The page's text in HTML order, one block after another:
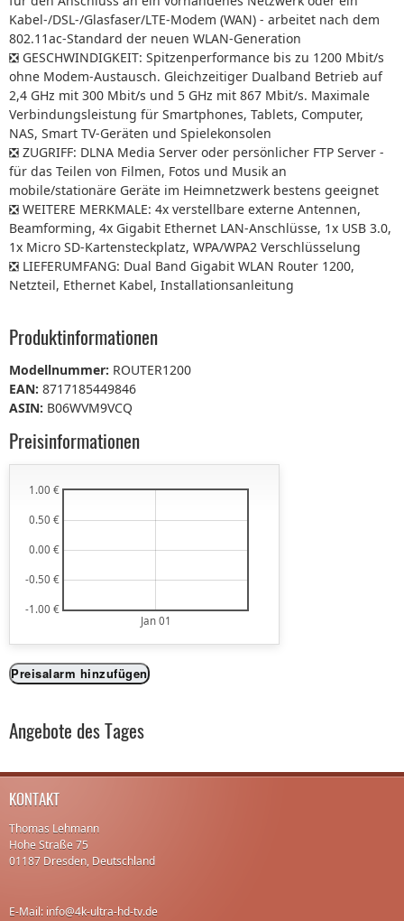
Kabel-/DSL-/Glasfaser/LTE-Modem (WAN) - arbeitet nach dem
802.11ac-Standard der neuen WLAN-Generation
❎ GESCHWINDIGKEIT: Spitzenperformance bis zu 1200 Mbit/s
ohne Modem-Austausch. Gleichzeitiger Dualband Betrieb auf
2,4 GHz mit 300 Mbit/s und 5 GHz mit 867 Mbit/s. Maximale
Verbindungsleistung für Smartphones, Tablets, Computer,
NAS, Smart TV-Geräten und Spielekonsolen
❎ ZUGRIFF: DLNA Media Server oder persönlicher FTP Server -
für das Teilen von Filmen, Fotos und Musik an
mobile/stationäre Geräte im Heimnetzwerk bestens geeignet
❎ WEITERE MERKMALE: 4x verstellbare externe Antennen,
Beamforming, 4x Gigabit Ethernet LAN-Anschlüsse, 1x USB 3.0,
1x Micro SD-Kartensteckplatz, WPA/WPA2 Verschlüsselung
❎ LIEFERUMFANG: Dual Band Gigabit WLAN Router 1200,
Netzteil, Ethernet Kabel, Installationsanleitung
Produktinformationen
Modellnummer: ROUTER1200
EAN: 8717185449846
ASIN: B06WVM9VCQ
Preisinformationen
Jan 01
-1.00 €
-0.50 €
0.00 €
0.50 €
1.00 €
Preisalarm hinzufügen
Angebote des Tages
KONTAKT
Thomas Lehmann
Hohe Straße 75
01187 Dresden, Deutschland
E-Mail: info@4k-ultra-hd-tv.de